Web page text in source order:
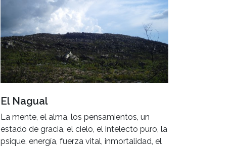
El Nagual
La mente, el alma, los pensamientos, un
estado de gracia, el cielo, el intelecto puro, la
psique, energía, fuerza vital, inmortalidad, el